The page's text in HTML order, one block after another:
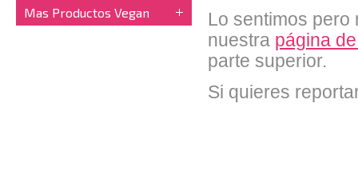
Mas Productos Vegan
Lo sentimos pero
nuestra página
parte superior.
Si quieres